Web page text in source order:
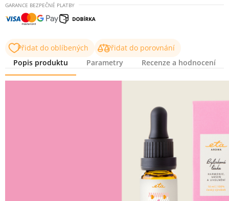
GARANCE BEZPEČNÉ PLATBY
Přidat do oblíbených
Přidat do porovnání
Popis produktu
Parametry Recenze a hodnocení